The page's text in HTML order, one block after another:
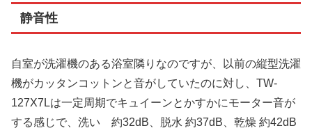
静音性
自室が洗濯機のある浴室隣りなのですが、以前の縦型洗濯
機がカッタンコットンと音がしていたのに対し、TW-
127X7Lは一定周期でキュイーンとかすかにモーター音が
する感じで、洗い 約32dB、脱水 約37dB、乾燥 約42dB